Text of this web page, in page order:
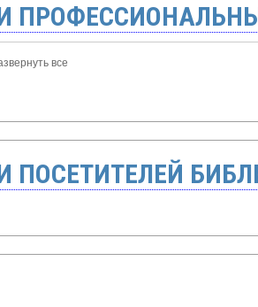
все
ПОСЕТИТЕЛЕЙ